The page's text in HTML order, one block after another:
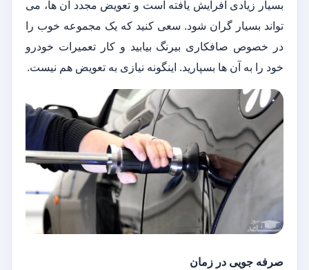
بسیار زیادی افرایش یافته است و تعویض مجدد آن ها، می
تواند بسیار گران شود. سعی کنید که یک مجموعه خوب را
در خصوص صافکاری بیرنگ بیابید و کار تعمیرات خودرو
خود را به آن ها بسپارید. اینگونه نیازی به تعویض هم نیست.
صرفه جویی در زمان